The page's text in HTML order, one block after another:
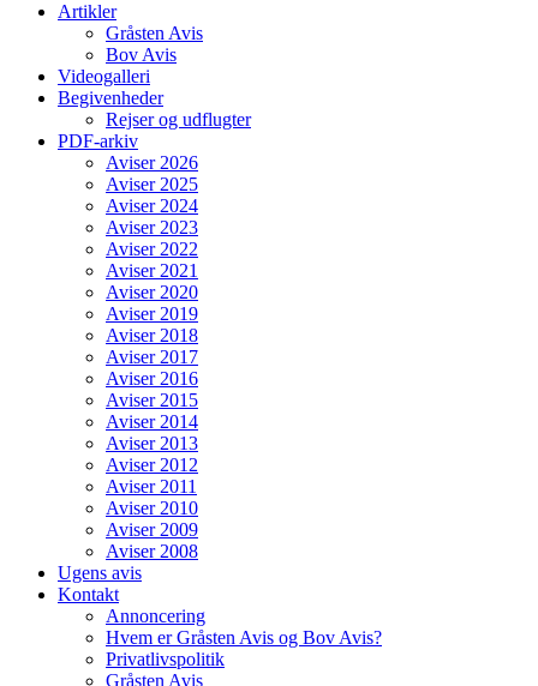
Artikler
Gråsten Avis
Bov Avis
Videogalleri
Begivenheder
Rejser og udflugter
PDF-arkiv
Aviser 2026
Aviser 2025
Aviser 2024
Aviser 2023
Aviser 2022
Aviser 2021
Aviser 2020
Aviser 2019
Aviser 2018
Aviser 2017
Aviser 2016
Aviser 2015
Aviser 2014
Aviser 2013
Aviser 2012
Aviser 2011
Aviser 2010
Aviser 2009
Aviser 2008
Ugens avis
Kontakt
Annoncering
Hvem er Gråsten Avis og Bov Avis?
Privatlivspolitik
Gråsten Avis